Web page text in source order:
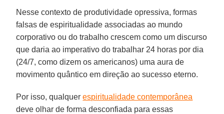
Nesse contexto de produtividade opressiva, formas
falsas de espiritualidade associadas ao mundo
corporativo ou do trabalho crescem como um discurso
que daria ao imperativo do trabalhar 24 horas por dia
(24/7, como dizem os americanos) uma aura de
movimento quântico em direção ao sucesso eterno.
Por isso, qualquerespiritualidade contemporânea
deve olhar de forma desconfiada para essas